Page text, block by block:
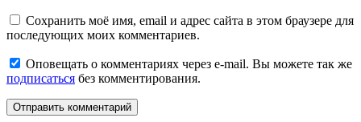
Сохранить моё имя, email и адрес сайта в этом браузере для
последующих моих комментариев.
Оповещать о комментариях через e-mail. Вы можете так же
подписаться без комментирования.